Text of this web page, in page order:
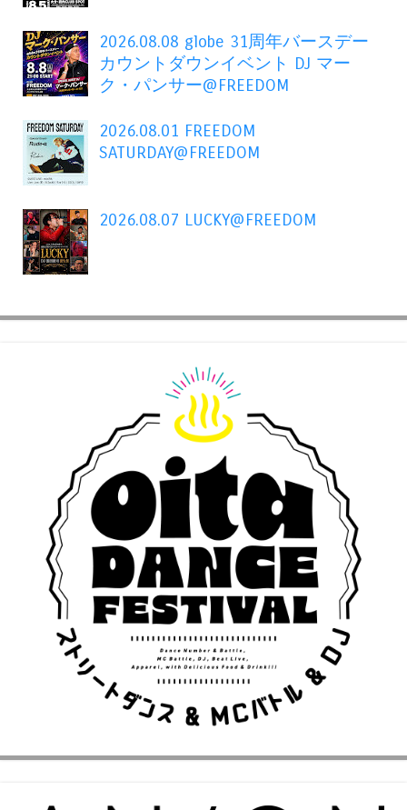
2026.08.08 globe 31周年バースデー
カウントダウンイベント DJ マー
ク・パンサー@FREEDOM
2026.08.01 FREEDOM
SATURDAY@FREEDOM
2026.08.07 LUCKY@FREEDOM